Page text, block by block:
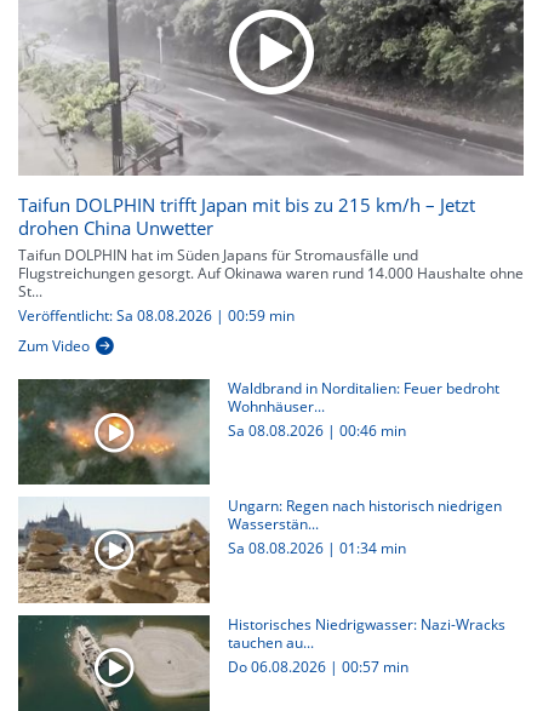
Taifun DOLPHIN trifft Japan mit bis zu 215 km/h – Jetzt
drohen China Unwetter
Taifun DOLPHIN hat im Süden Japans für Stromausfälle und
Flugstreichungen gesorgt. Auf Okinawa waren rund 14.000 Haushalte ohne
St...
Veröffentlicht: Sa 08.08.2026 | 00:59 min
Zum Video
Waldbrand in Norditalien: Feuer bedroht
Wohnhäuser...
Sa 08.08.2026 | 00:46 min
Ungarn: Regen nach historisch niedrigen
Wasserstän...
Sa 08.08.2026 | 01:34 min
Historisches Niedrigwasser: Nazi-Wracks
tauchen au...
Do 06.08.2026 | 00:57 min